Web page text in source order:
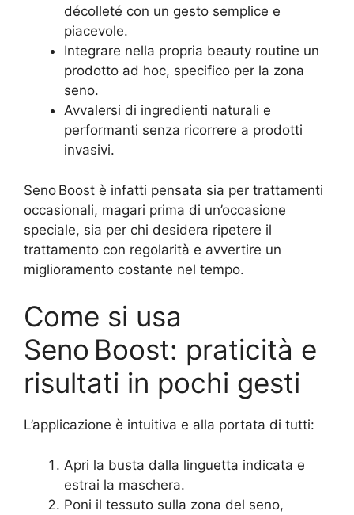
décolleté con un gesto semplice e
piacevole.
Integrare nella propria beauty routine un
prodotto ad hoc, specifico per la zona
seno.
Avvalersi di ingredienti naturali e
performanti senza ricorrere a prodotti
invasivi.
Seno Boost è infatti pensata sia per trattamenti
occasionali, magari prima di un’occasione
speciale, sia per chi desidera ripetere il
trattamento con regolarità e avvertire un
miglioramento costante nel tempo.
Come si usa
Seno Boost: praticità e
risultati in pochi gesti
L’applicazione è intuitiva e alla portata di tutti:
Apri la busta dalla linguetta indicata e
estrai la maschera.
Poni il tessuto sulla zona del seno,